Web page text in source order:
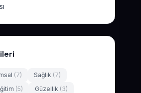
(7) Sağlık (7)
(5) Güzellik (3)